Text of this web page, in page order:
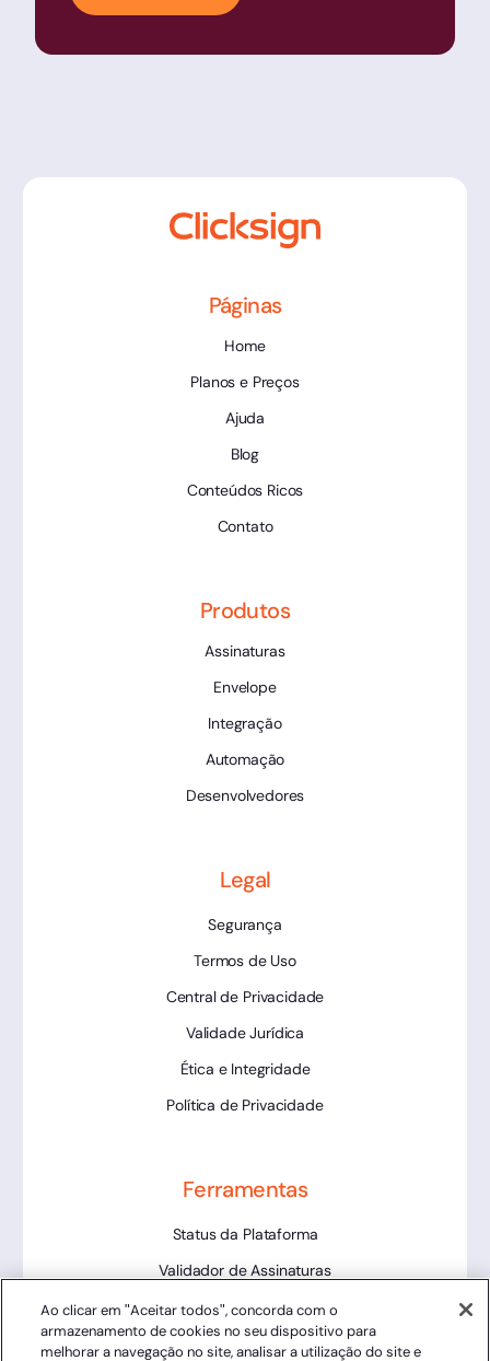
Páginas
Home
Planos e Preços
Ajuda
Blog
Conteúdos Ricos
Contato
Produtos
Assinaturas
Envelope
Integração
Automação
Desenvolvedores
Legal
Segurança
Termos de Uso
Central de Privacidade
Validade Jurídica
Ética e Integridade
Política de Privacidade
Ferramentas
Status da Plataforma
Validador de Assinaturas
Trabalhe Conosco
LLM
Ao clicar em "Aceitar todos", concorda com o
armazenamento de cookies no seu dispositivo para
melhorar a navegação no site, analisar a utilização do site e